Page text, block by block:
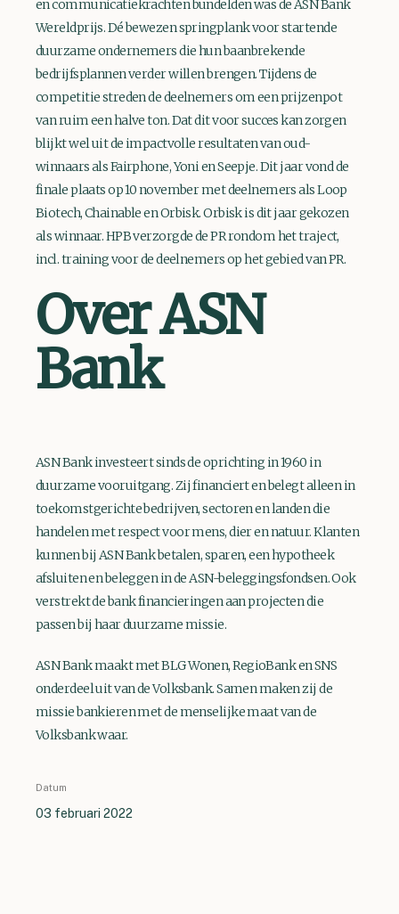
en communicatiekrachten bundelden was de ASN Bank
Wereldprijs. Dé bewezen springplank voor startende
duurzame ondernemers die hun baanbrekende
bedrijfsplannen verder willen brengen. Tijdens de
competitie streden de deelnemers om een prijzenpot
van ruim een halve ton. Dat dit voor succes kan zorgen
blijkt wel uit de impactvolle resultaten van oud-
winnaars als Fairphone, Yoni en Seepje. Dit jaar vond de
finale plaats op 10 november met deelnemers als Loop
Biotech, Chainable en Orbisk. Orbisk is dit jaar gekozen
als winnaar. HPB verzorgde de PR rondom het traject,
incl. training voor de deelnemers op het gebied van PR.
Over ASN
Bank
ASN Bank investeert sinds de oprichting in 1960 in
duurzame vooruitgang. Zij financiert en belegt alleen in
toekomstgerichte bedrijven, sectoren en landen die
handelen met respect voor mens, dier en natuur. Klanten
kunnen bij ASN Bank betalen, sparen, een hypotheek
afsluiten en beleggen in de ASN-beleggingsfondsen. Ook
verstrekt de bank financieringen aan projecten die
passen bij haar duurzame missie.
ASN Bank maakt met BLG Wonen, RegioBank en SNS
onderdeel uit van de Volksbank. Samen maken zij de
missie bankieren met de menselijke maat van de
Volksbank waar.
Datum
03 februari 2022